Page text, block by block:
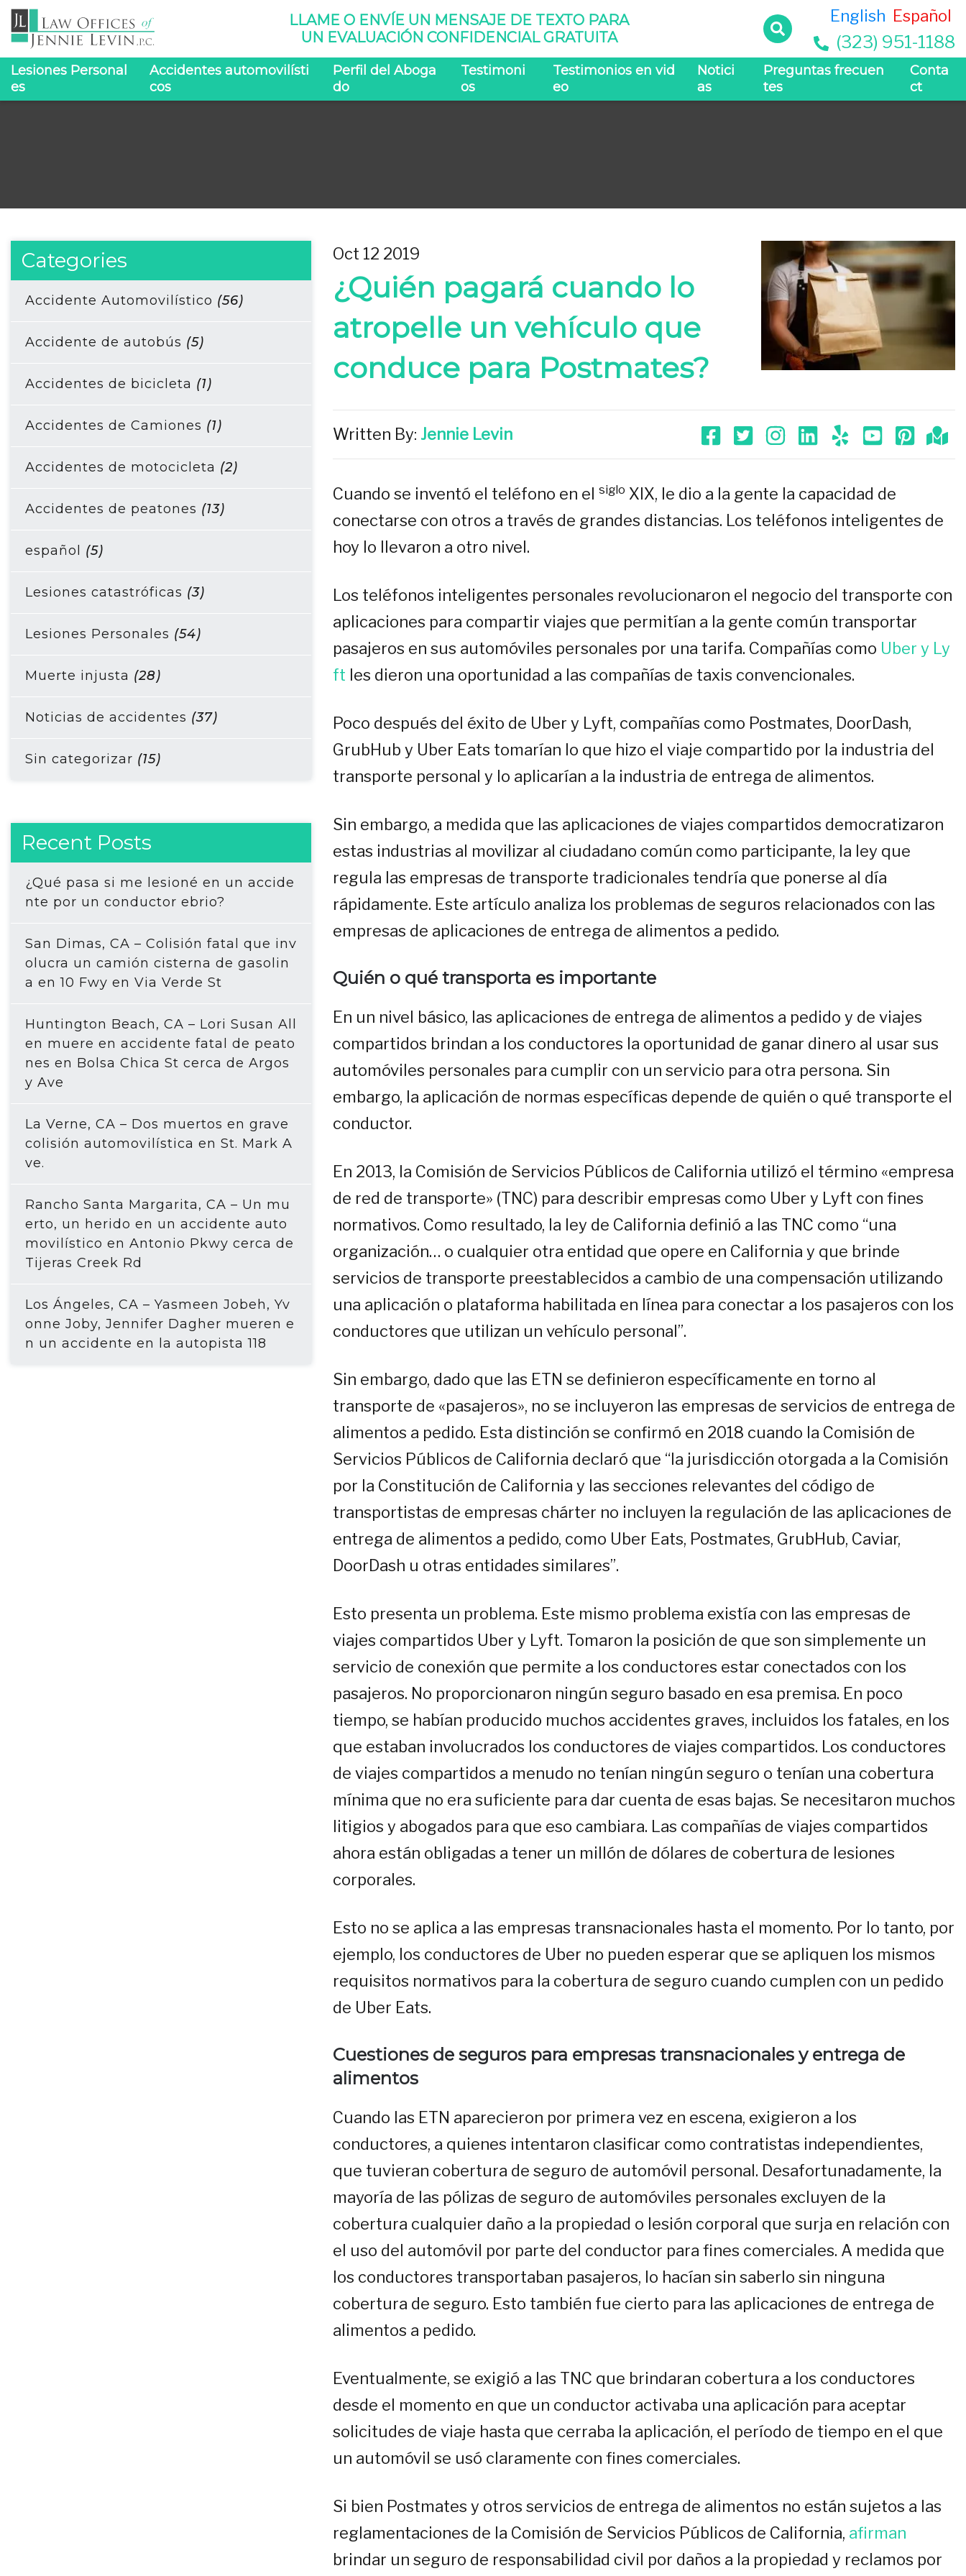
LLAME O ENVÍE UN MENSAJE DE TEXTO PARA
UN EVALUACIÓN CONFIDENCIAL GRATUITA
English Español
(323) 951-1188
Lesiones Personal
es
Accidentes automovilísti
cos
Perfil del Aboga
do
Testimoni
os
Testimonios en vid
eo
Notici
as
Preguntas frecuen
tes
Conta
ct
Categories
Accidente Automovilístico (56)
Accidente de autobús (5)
Accidentes de bicicleta (1)
Accidentes de Camiones (1)
Accidentes de motocicleta (2)
Accidentes de peatones (13)
español (5)
Lesiones catastróficas (3)
Lesiones Personales (54)
Muerte injusta (28)
Noticias de accidentes (37)
Sin categorizar (15)
Recent Posts
¿Qué pasa si me lesioné en un accide
nte por un conductor ebrio?
San Dimas, CA – Colisión fatal que inv
olucra un camión cisterna de gasolin
a en 10 Fwy en Via Verde St
Huntington Beach, CA – Lori Susan All
en muere en accidente fatal de peato
nes en Bolsa Chica St cerca de Argos
y Ave
La Verne, CA – Dos muertos en grave
colisión automovilística en St. Mark A
ve.
Rancho Santa Margarita, CA – Un mu
erto, un herido en un accidente auto
movilístico en Antonio Pkwy cerca de
Tijeras Creek Rd
Los Ángeles, CA – Yasmeen Jobeh, Yv
onne Joby, Jennifer Dagher mueren e
n un accidente en la autopista 118
Oct 12 2019
¿Quién pagará cuando lo
atropelle un vehículo que
conduce para Postmates?
Written By: Jennie Levin
Cuando se inventó el teléfono en el siglo XIX, le dio a la gente la capacidad de
conectarse con otros a través de grandes distancias. Los teléfonos inteligentes de
hoy lo llevaron a otro nivel.
Los teléfonos inteligentes personales revolucionaron el negocio del transporte con
aplicaciones para compartir viajes que permitían a la gente común transportar
pasajeros en sus automóviles personales por una tarifa. Compañías como Uber y Ly
ft les dieron una oportunidad a las compañías de taxis convencionales.
Poco después del éxito de Uber y Lyft, compañías como Postmates, DoorDash,
GrubHub y Uber Eats tomarían lo que hizo el viaje compartido por la industria del
transporte personal y lo aplicarían a la industria de entrega de alimentos.
Sin embargo, a medida que las aplicaciones de viajes compartidos democratizaron
estas industrias al movilizar al ciudadano común como participante, la ley que
regula las empresas de transporte tradicionales tendría que ponerse al día
rápidamente. Este artículo analiza los problemas de seguros relacionados con las
empresas de aplicaciones de entrega de alimentos a pedido.
Quién o qué transporta es importante
En un nivel básico, las aplicaciones de entrega de alimentos a pedido y de viajes
compartidos brindan a los conductores la oportunidad de ganar dinero al usar sus
automóviles personales para cumplir con un servicio para otra persona. Sin
embargo, la aplicación de normas específicas depende de quién o qué transporte el
conductor.
En 2013, la Comisión de Servicios Públicos de California utilizó el término «empresa
de red de transporte» (TNC) para describir empresas como Uber y Lyft con fines
normativos. Como resultado, la ley de California definió a las TNC como “una
organización… o cualquier otra entidad que opere en California y que brinde
servicios de transporte preestablecidos a cambio de una compensación utilizando
una aplicación o plataforma habilitada en línea para conectar a los pasajeros con los
conductores que utilizan un vehículo personal”.
Sin embargo, dado que las ETN se definieron específicamente en torno al
transporte de «pasajeros», no se incluyeron las empresas de servicios de entrega de
alimentos a pedido. Esta distinción se confirmó en 2018 cuando la Comisión de
Servicios Públicos de California declaró que “la jurisdicción otorgada a la Comisión
por la Constitución de California y las secciones relevantes del código de
transportistas de empresas chárter no incluyen la regulación de las aplicaciones de
entrega de alimentos a pedido, como Uber Eats, Postmates, GrubHub, Caviar,
DoorDash u otras entidades similares”.
Esto presenta un problema. Este mismo problema existía con las empresas de
viajes compartidos Uber y Lyft. Tomaron la posición de que son simplemente un
servicio de conexión que permite a los conductores estar conectados con los
pasajeros. No proporcionaron ningún seguro basado en esa premisa. En poco
tiempo, se habían producido muchos accidentes graves, incluidos los fatales, en los
que estaban involucrados los conductores de viajes compartidos. Los conductores
de viajes compartidos a menudo no tenían ningún seguro o tenían una cobertura
mínima que no era suficiente para dar cuenta de esas bajas. Se necesitaron muchos
litigios y abogados para que eso cambiara. Las compañías de viajes compartidos
ahora están obligadas a tener un millón de dólares de cobertura de lesiones
corporales.
Esto no se aplica a las empresas transnacionales hasta el momento. Por lo tanto, por
ejemplo, los conductores de Uber no pueden esperar que se apliquen los mismos
requisitos normativos para la cobertura de seguro cuando cumplen con un pedido
de Uber Eats.
Cuestiones de seguros para empresas transnacionales y entrega de
alimentos
Cuando las ETN aparecieron por primera vez en escena, exigieron a los
conductores, a quienes intentaron clasificar como contratistas independientes,
que tuvieran cobertura de seguro de automóvil personal. Desafortunadamente, la
mayoría de las pólizas de seguro de automóviles personales excluyen de la
cobertura cualquier daño a la propiedad o lesión corporal que surja en relación con
el uso del automóvil por parte del conductor para fines comerciales. A medida que
los conductores transportaban pasajeros, lo hacían sin saberlo sin ninguna
cobertura de seguro. Esto también fue cierto para las aplicaciones de entrega de
alimentos a pedido.
Eventualmente, se exigió a las TNC que brindaran cobertura a los conductores
desde el momento en que un conductor activaba una aplicación para aceptar
solicitudes de viaje hasta que cerraba la aplicación, el período de tiempo en el que
un automóvil se usó claramente con fines comerciales.
Si bien Postmates y otros servicios de entrega de alimentos no están sujetos a las
reglamentaciones de la Comisión de Servicios Públicos de California, afirman
brindar un seguro de responsabilidad civil por daños a la propiedad y reclamos por